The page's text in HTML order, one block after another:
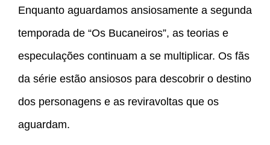
Enquanto aguardamos ansiosamente a segunda
temporada de “Os Bucaneiros”, as teorias e
especulações continuam a se multiplicar. Os fãs
da série estão ansiosos para descobrir o destino
dos personagens e as reviravoltas que os
aguardam.